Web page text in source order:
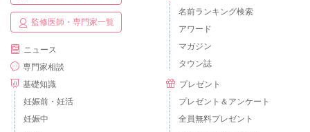
監修医師・専門家一覧
ニュース
専門家相談
基礎知識
妊娠前・妊活
妊娠中
名前ランキング検索
アワード
マガジン
タウン誌
プレゼント
プレゼント＆アンケート
全員無料プレゼント